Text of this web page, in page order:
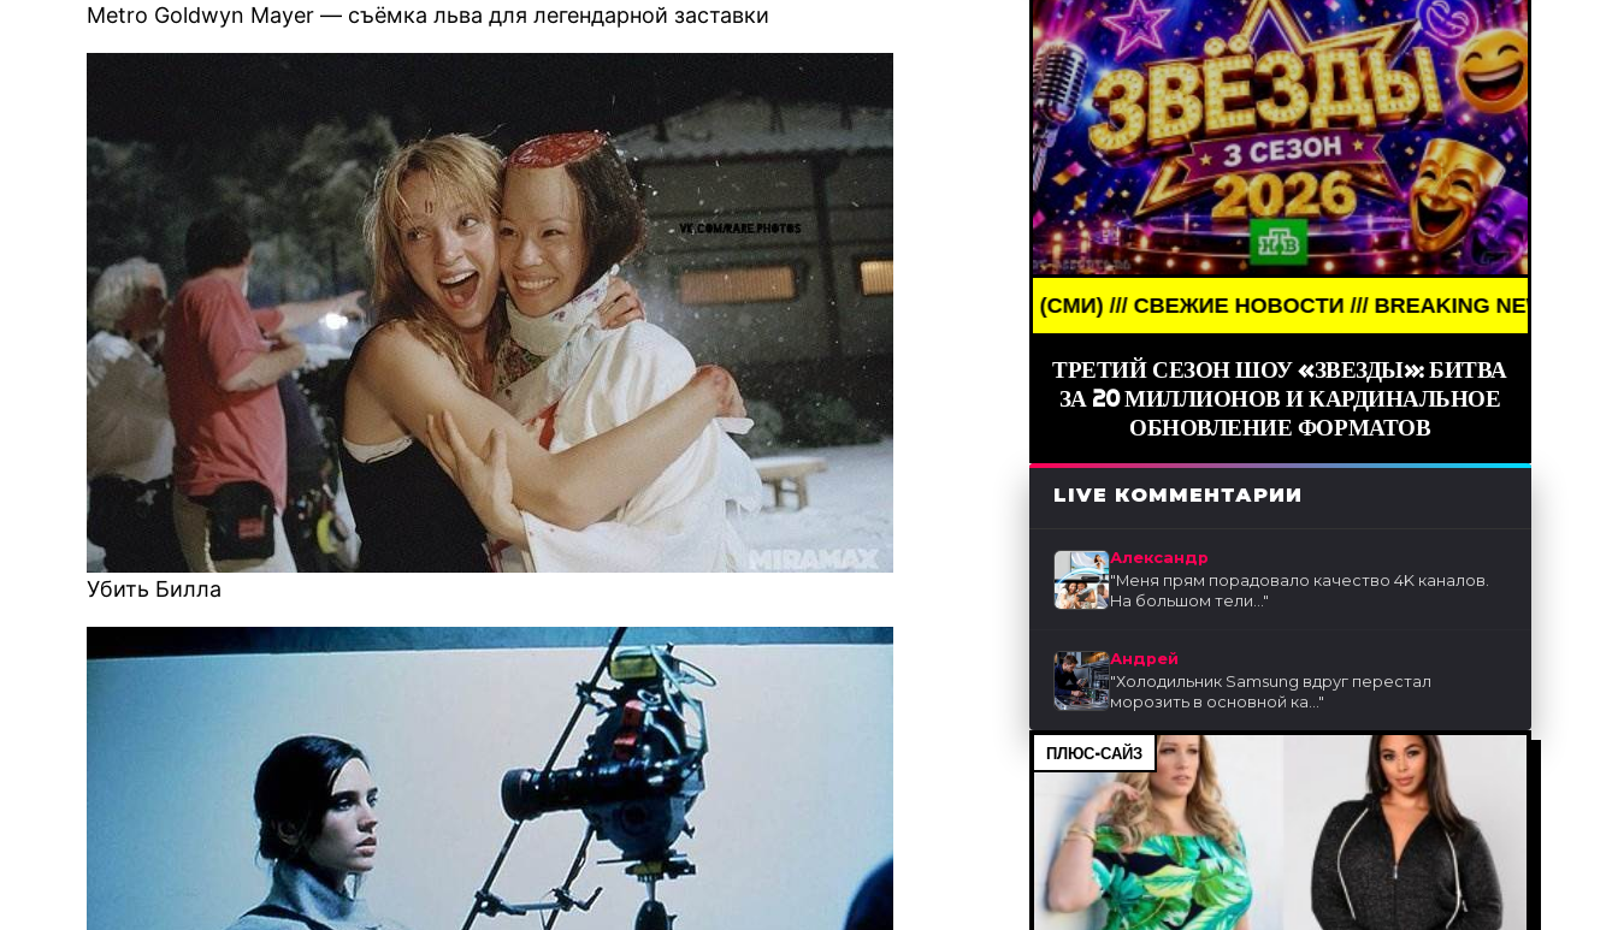
Metro Goldwyn Mayer — съёмка льва для легендарной заставки
Убить Билла
BREAKING NEWS /// НОВОСТИ (СМИ) /// СВЕЖИЕ НОВОСТИ /// BREAKING NEWS /// НОВОСТИ (СМИ) ///
ТРЕТИЙ СЕЗОН ШОУ «ЗВЕЗДЫ»: БИТВА
ЗА 20 МИЛЛИОНОВ И КАРДИНАЛЬНОЕ
ОБНОВЛЕНИЕ ФОРМАТОВ
LIVE КОММЕНТАРИИ
Александр
"Меня прям порадовало качество 4K каналов.
На большом тели..."
Андрей
"Холодильник Samsung вдруг перестал
морозить в основной ка..."
ПЛЮС-САЙЗ